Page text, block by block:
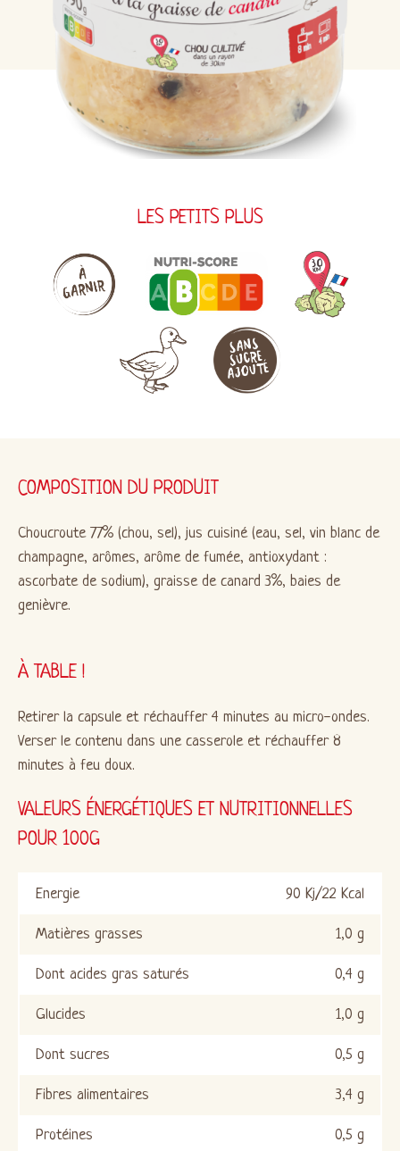
LES PETITS PLUS
COMPOSITION DU PRODUIT
Choucroute 77% (chou, sel), jus cuisiné (eau, sel, vin blanc de
champagne, arômes, arôme de fumée, antioxydant :
ascorbate de sodium), graisse de canard 3%, baies de
genièvre.
À TABLE !
Retirer la capsule et réchauffer 4 minutes au micro-ondes.
Verser le contenu dans une casserole et réchauffer 8
minutes à feu doux.
VALEURS ÉNERGÉTIQUES ET NUTRITIONNELLES
POUR 100G
Energie 90 Kj/22 Kcal
Matières grasses 1,0 g
Dont acides gras saturés 0,4 g
Glucides 1,0 g
Dont sucres 0,5 g
Fibres alimentaires 3,4 g
Protéines 0,5 g